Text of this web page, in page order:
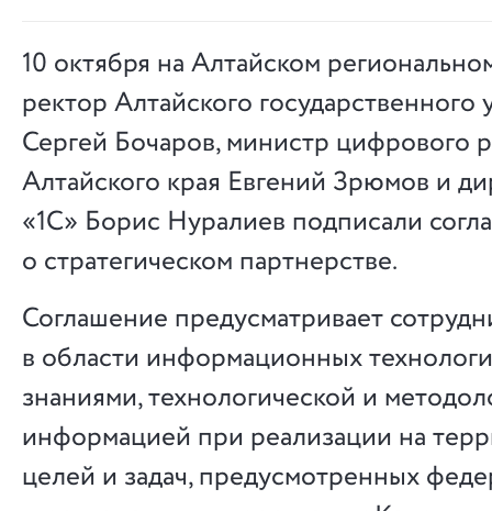
10 октября на Алтайском
ректор Алтайского государственного
Сергей Бочаров, министр цифрового
Алтайского края Евгений Зрюмов и
«1С» Борис Нуралиев подписали
о стратегическом партнерстве.
Соглашение предусматривает
в области информационных
знаниями, технологической и
информацией при реализации на
целей и задач, предусмотренных